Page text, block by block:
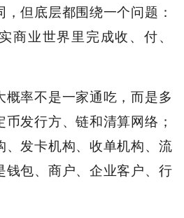
但底层都围绕一个问题：
商业世界里完成收、付、
概率不是一家通吃，而是多
发行方、链和清算网络；
、发卡机构、收单机构、流
钱包、商户、企业客户、行